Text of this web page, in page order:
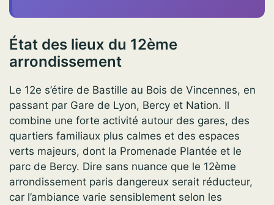
État des lieux du 12ème
arrondissement
Le 12e s’étire de Bastille au Bois de Vincennes, en
passant par Gare de Lyon, Bercy et Nation. Il
combine une forte activité autour des gares, des
quartiers familiaux plus calmes et des espaces
verts majeurs, dont la Promenade Plantée et le
parc de Bercy. Dire sans nuance que le 12ème
arrondissement paris dangereux serait réducteur,
car l’ambiance varie sensiblement selon les